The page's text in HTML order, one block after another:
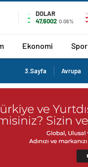
DOLAR
47,6002 0.06%
Ekonomi Spor
3.Sayfa Avrupa